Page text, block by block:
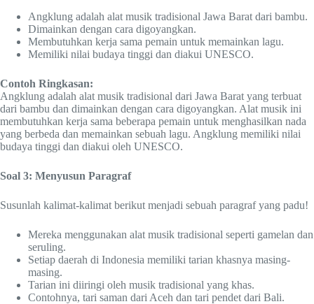
Angklung adalah alat musik tradisional Jawa Barat dari bambu.
Dimainkan dengan cara digoyangkan.
Membutuhkan kerja sama pemain untuk memainkan lagu.
Memiliki nilai budaya tinggi dan diakui UNESCO.
Contoh Ringkasan:
Angklung adalah alat musik tradisional dari Jawa Barat yang terbuat
dari bambu dan dimainkan dengan cara digoyangkan. Alat musik ini
membutuhkan kerja sama beberapa pemain untuk menghasilkan nada
yang berbeda dan memainkan sebuah lagu. Angklung memiliki nilai
budaya tinggi dan diakui oleh UNESCO.
Soal 3: Menyusun Paragraf
Susunlah kalimat-kalimat berikut menjadi sebuah paragraf yang padu!
Mereka menggunakan alat musik tradisional seperti gamelan dan
seruling.
Setiap daerah di Indonesia memiliki tarian khasnya masing-
masing.
Tarian ini diiringi oleh musik tradisional yang khas.
Contohnya, tari saman dari Aceh dan tari pendet dari Bali.